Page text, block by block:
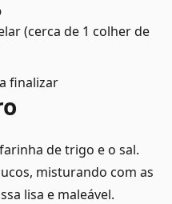
(cerca de 1 colher de
finalizar
de trigo e o sal.
misturando com as
lisa e maleável.